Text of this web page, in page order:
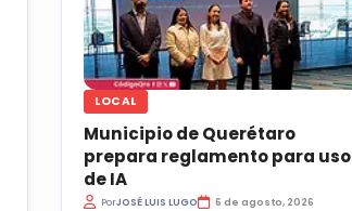
LOCAL
Municipio de Querétaro
prepara reglamento para uso
de IA
PorJOSÉ LUIS LUGO 6 de agosto, 2026